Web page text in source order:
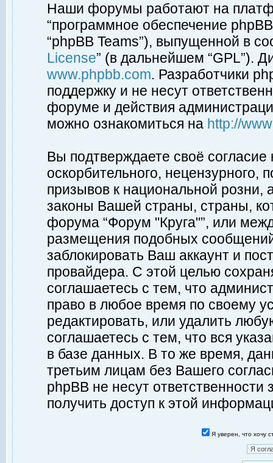
Наши форумы работают на
“программное обеспечение
“phpBB Teams”), выпущенной в
License” (в дальнейшем “GPL”).
www.phpbb.com. Разработчики
поддержку и не несут
форуме и действия
можно ознакомиться на http://
Вы подтверждаете своё
оскорбительного, нецензурного,
призывов к национальной
законы Вашей страны, страны,
форума “Форум "Круга"”, или
размещения подобных
заблокировать Ваш аккаунт и
провайдера. С этой целью
соглашаетесь с тем, что
право в любое время по своему
редактировать, или удалить
соглашаетесь с тем, что вся
в базе данных. В то же время,
третьим лицам без Вашего
phpBB не несут ответственности
получить доступ к этой
Я уверен, что хочу